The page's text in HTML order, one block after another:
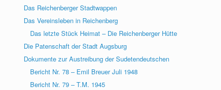
Das Reichenberger Stadtwappen
Das Vereinsleben in Reichenberg
Das letzte Stück Heimat – Die Reichenberger Hütte
Die Patenschaft der Stadt Augsburg
Dokumente zur Austreibung der Sudetendeutschen
Bericht Nr. 78 – Emil Breuer Juli 1948
Bericht Nr. 79 – T.M. 1945